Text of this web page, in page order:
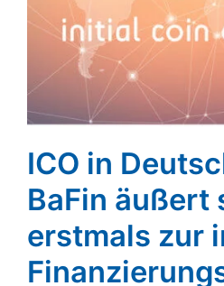
ICO in
BaFin äußert
erstmals zur